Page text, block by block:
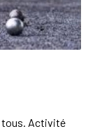
tous. Activité